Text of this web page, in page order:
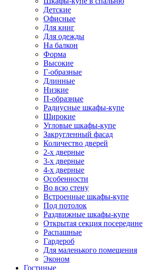
Детские
Офисные
Для книг
Для одежды
На балкон
Форма
Высокие
Г-образные
Длинные
Низкие
П-образные
Радиусные шкафы-купе
Широкие
Угловые шкафы-купе
Закругленный фасад
Количество дверей
2-х дверные
3-х дверные
4-х дверные
Особенности
Во всю стену
Встроенные шкафы-купе
Под потолок
Раздвижные шкафы-купе
Открытая секция посередине
Распашные
Гардероб
Для маленького помещения
Эконом
Гостиные